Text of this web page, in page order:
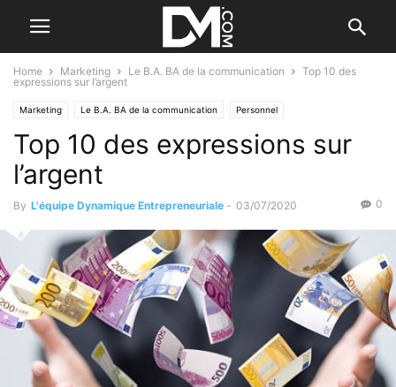
Home Marketing Le B.A. BA de la communication
Top 10 des
expressions sur l’argent
Marketing Le B.A. BA de la communication Personnel
Top 10 des expressions sur
l’argent
By L'équipe Dynamique Entrepreneuriale - 03/07/2020 0